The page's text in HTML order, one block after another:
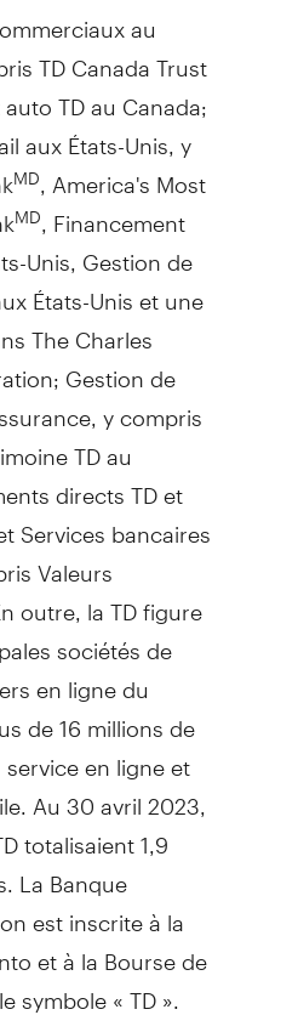
au
TD Canada Trust
TD au Canada;
aux États-Unis, y
MD , America's Most
MD , Financement
Unis, Gestion de
États-Unis et une
The Charles
Gestion de
y compris
TD au
directs TD et
Services bancaires
Valeurs
outre, la TD figure
sociétés de
en ligne du
de 16 millions de
en ligne et
Au 30 avril 2023,
totalisaient 1,9
La Banque
est inscrite à la
et à la Bourse de
symbole « TD ».